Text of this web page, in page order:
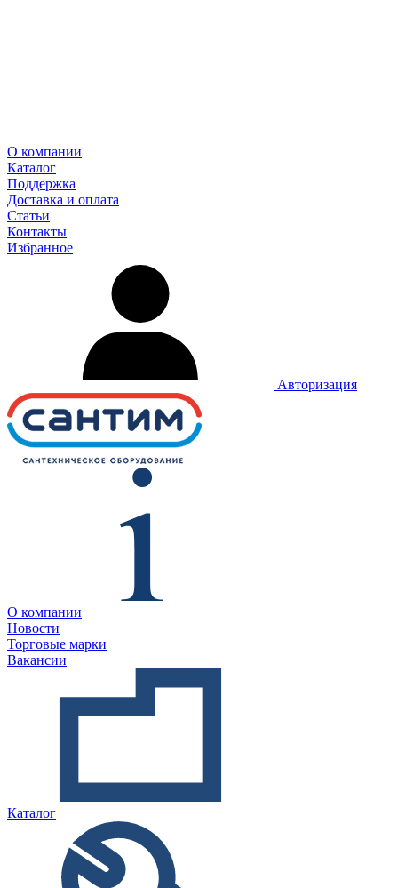
О компании
Каталог
Поддержка
Доставка и оплата
Статьи
Контакты
Избранное
Авторизация
О компании
Новости
Торговые марки
Вакансии
Каталог